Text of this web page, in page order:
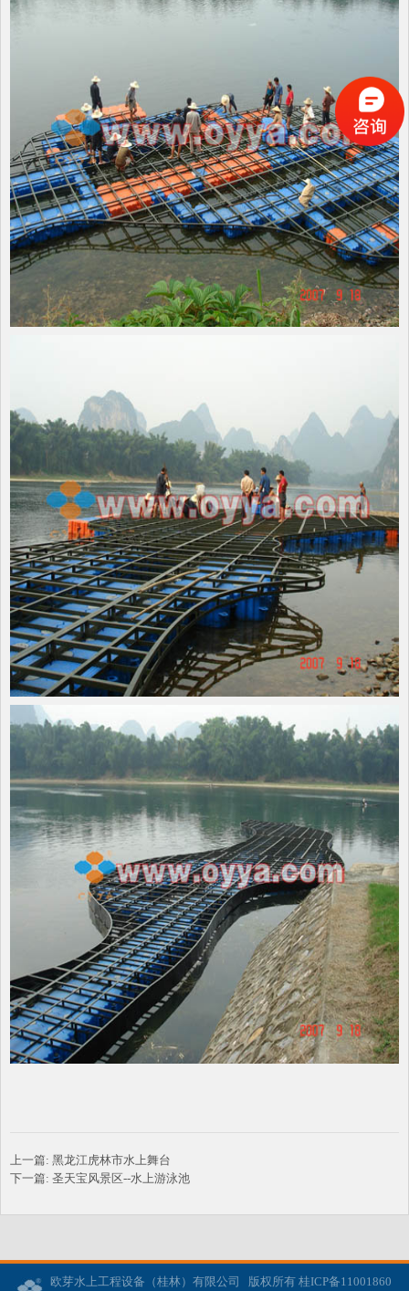
上一篇: 黑龙江虎林市水上舞台
下一篇: 圣天宝风景区--水上游泳池
欧芽水上工程设备（桂林）有限公司 版权所有 桂ICP备11001860